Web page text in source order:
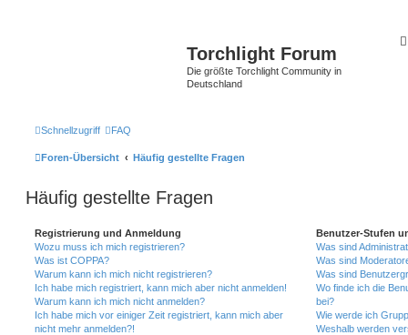
Torchlight Forum
Die größte Torchlight Community in
Deutschland
Schnellzugriff FAQ
Foren-Übersicht Häufig gestellte Fragen
Häufig gestellte Fragen
Registrierung und Anmeldung
Wozu muss ich mich registrieren?
Was ist COPPA?
Warum kann ich mich nicht registrieren?
Ich habe mich registriert, kann mich aber nicht anmelden!
Warum kann ich mich nicht anmelden?
Ich habe mich vor einiger Zeit registriert, kann mich aber
nicht mehr anmelden?!
Benutzer-Stufen
Was sind
Was sind
Was sind
Wo finde ich die
bei?
Wie werde ich
Weshalb werden